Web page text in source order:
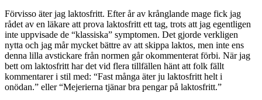
Förvisso äter jag laktosfritt. Efter år av krånglande mage fick jag
rådet av en läkare att prova laktosfritt ett tag, trots att jag egentligen
inte uppvisade de “klassiska” symptomen. Det gjorde verkligen
nytta och jag mår mycket bättre av att skippa laktos, men inte ens
denna lilla avstickare från normen går okommenterat förbi. När jag
bett om laktosfritt har det vid flera tillfällen hänt att folk fällt
kommentarer i stil med: “Fast många äter ju laktosfritt helt i
onödan.” eller “Mejerierna tjänar bra pengar på laktosfritt.”